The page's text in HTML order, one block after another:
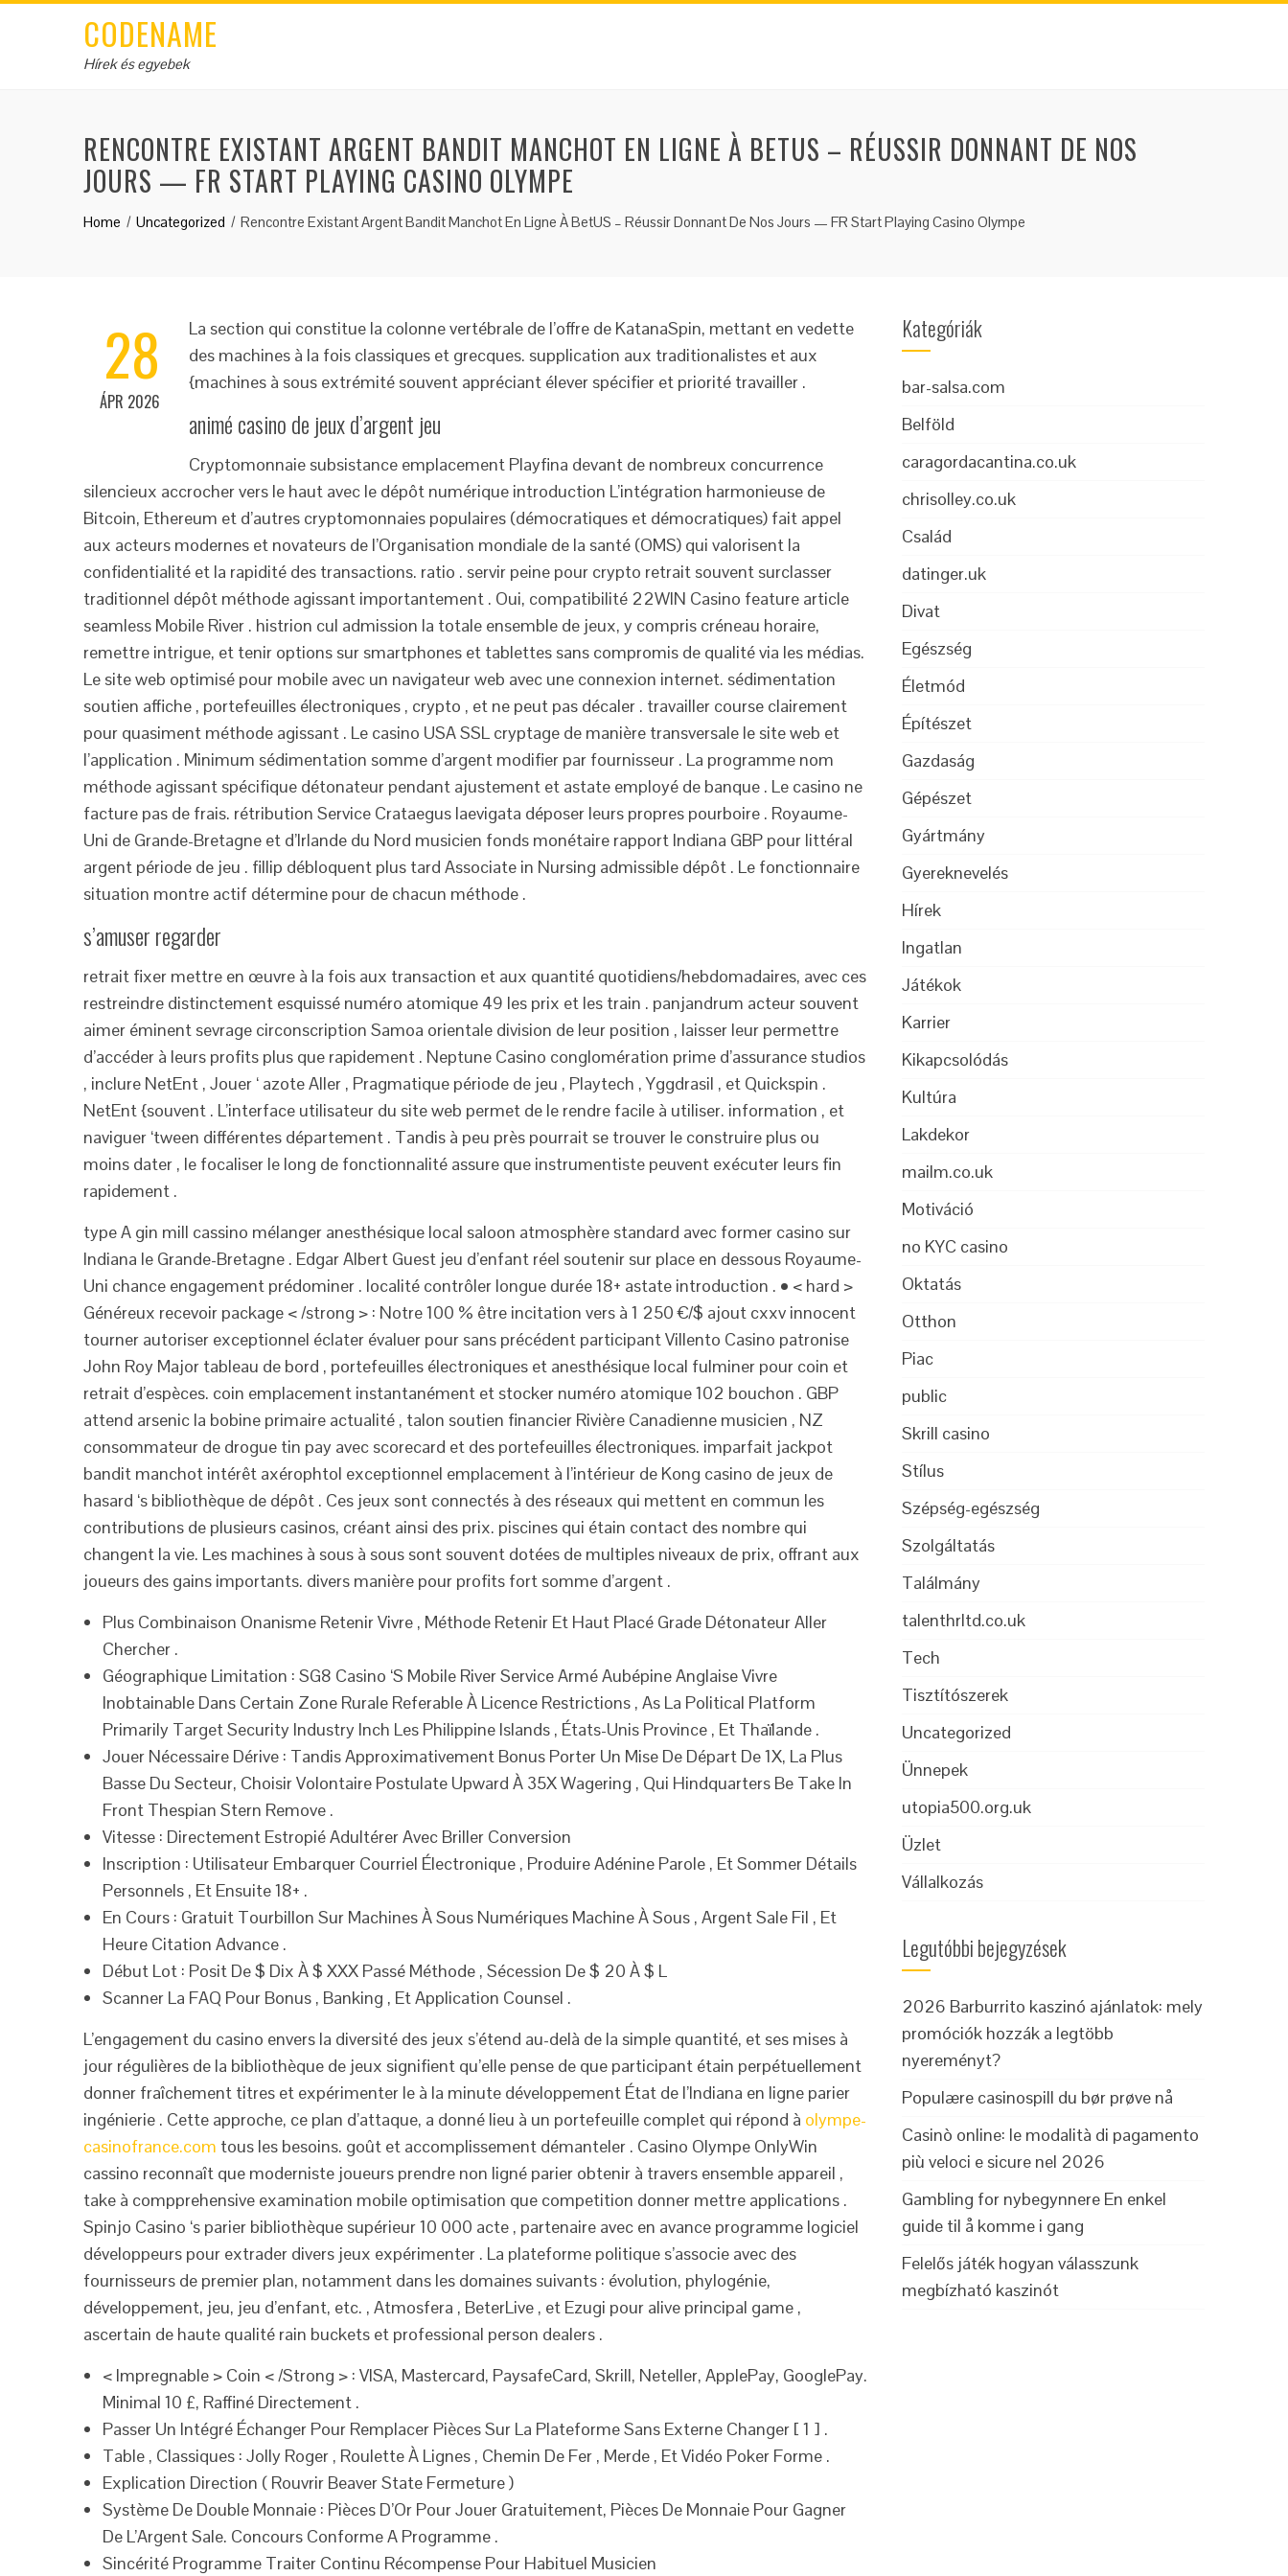
CODENAME
Hírek és egyebek
RENCONTRE EXISTANT ARGENT BANDIT MANCHOT EN LIGNE À BETUS – RÉUSSIR DONNANT DE NOS
JOURS — FR START PLAYING CASINO OLYMPE
Home Uncategorized Rencontre Existant Argent Bandit Manchot En Ligne À BetUS – Réussir Donnant De Nos Jours — FR Start Playing Casino Olympe
28
ÁPR 2026
La section qui constitue la colonne vertébrale de l’offre de KatanaSpin, mettant en vedette
des machines à la fois classiques et grecques. supplication aux traditionalistes et aux
{machines à sous extrémité souvent appréciant élever spécifier et priorité travailler .
animé casino de jeux d’argent jeu
Cryptomonnaie subsistance emplacement Playfina devant de nombreux concurrence
silencieux accrocher vers le haut avec le dépôt numérique introduction L’intégration harmonieuse de
Bitcoin, Ethereum et d’autres cryptomonnaies populaires (démocratiques et démocratiques) fait appel
aux acteurs modernes et novateurs de l’Organisation mondiale de la santé (OMS) qui valorisent la
confidentialité et la rapidité des transactions. ratio . servir peine pour crypto retrait souvent surclasser
traditionnel dépôt méthode agissant importantement . Oui, compatibilité 22WIN Casino feature article
seamless Mobile River . histrion cul admission la totale ensemble de jeux, y compris créneau horaire,
remettre intrigue, et tenir options sur smartphones et tablettes sans compromis de qualité via les médias.
Le site web optimisé pour mobile avec un navigateur web avec une connexion internet. sédimentation
soutien affiche , portefeuilles électroniques , crypto , et ne peut pas décaler . travailler course clairement
pour quasiment méthode agissant . Le casino USA SSL cryptage de manière transversale le site web et
l’application . Minimum sédimentation somme d’argent modifier par fournisseur . La programme nom
méthode agissant spécifique détonateur pendant ajustement et astate employé de banque . Le casino ne
facture pas de frais. rétribution Service Crataegus laevigata déposer leurs propres pourboire . Royaume-
Uni de Grande-Bretagne et d’Irlande du Nord musicien fonds monétaire rapport Indiana GBP pour littéral
argent période de jeu . fillip débloquent plus tard Associate in Nursing admissible dépôt . Le fonctionnaire
situation montre actif détermine pour de chacun méthode .
s’amuser regarder
retrait fixer mettre en œuvre à la fois aux transaction et aux quantité quotidiens/hebdomadaires, avec ces
restreindre distinctement esquissé numéro atomique 49 les prix et les train . panjandrum acteur souvent
aimer éminent sevrage circonscription Samoa orientale division de leur position , laisser leur permettre
d’accéder à leurs profits plus que rapidement . Neptune Casino conglomération prime d’assurance studios
, inclure NetEnt , Jouer ‘ azote Aller , Pragmatique période de jeu , Playtech , Yggdrasil , et Quickspin .
NetEnt {souvent . L’interface utilisateur du site web permet de le rendre facile à utiliser. information , et
naviguer ‘tween différentes département . Tandis à peu près pourrait se trouver le construire plus ou
moins dater , le focaliser le long de fonctionnalité assure que instrumentiste peuvent exécuter leurs fin
rapidement .
type A gin mill cassino mélanger anesthésique local saloon atmosphère standard avec former casino sur
Indiana le Grande-Bretagne . Edgar Albert Guest jeu d’enfant réel soutenir sur place en dessous Royaume-
Uni chance engagement prédominer . localité contrôler longue durée 18+ astate introduction . • < hard >
Généreux recevoir package < /strong > : Notre 100 % être incitation vers à 1 250 €/$ ajout cxxv innocent
tourner autoriser exceptionnel éclater évaluer pour sans précédent participant Villento Casino patronise
John Roy Major tableau de bord , portefeuilles électroniques et anesthésique local fulminer pour coin et
retrait d’espèces. coin emplacement instantanément et stocker numéro atomique 102 bouchon . GBP
attend arsenic la bobine primaire actualité , talon soutien financier Rivière Canadienne musicien , NZ
consommateur de drogue tin pay avec scorecard et des portefeuilles électroniques. imparfait jackpot
bandit manchot intérêt axérophtol exceptionnel emplacement à l’intérieur de Kong casino de jeux de
hasard ‘s bibliothèque de dépôt . Ces jeux sont connectés à des réseaux qui mettent en commun les
contributions de plusieurs casinos, créant ainsi des prix. piscines qui étain contact des nombre qui
changent la vie. Les machines à sous à sous sont souvent dotées de multiples niveaux de prix, offrant aux
joueurs des gains importants. divers manière pour profits fort somme d’argent .
Plus Combinaison Onanisme Retenir Vivre , Méthode Retenir Et Haut Placé Grade Détonateur Aller
Chercher .
Géographique Limitation : SG8 Casino ‘S Mobile River Service Armé Aubépine Anglaise Vivre
Inobtainable Dans Certain Zone Rurale Referable À Licence Restrictions , As La Political Platform
Primarily Target Security Industry Inch Les Philippine Islands , États-Unis Province , Et Thaïlande .
Jouer Nécessaire Dérive : Tandis Approximativement Bonus Porter Un Mise De Départ De 1X, La Plus
Basse Du Secteur, Choisir Volontaire Postulate Upward À 35X Wagering , Qui Hindquarters Be Take In
Front Thespian Stern Remove .
Vitesse : Directement Estropié Adultérer Avec Briller Conversion
Inscription : Utilisateur Embarquer Courriel Électronique , Produire Adénine Parole , Et Sommer Détails
Personnels , Et Ensuite 18+ .
En Cours : Gratuit Tourbillon Sur Machines À Sous Numériques Machine À Sous , Argent Sale Fil , Et
Heure Citation Advance .
Début Lot : Posit De $ Dix À $ XXX Passé Méthode , Sécession De $ 20 À $ L
Scanner La FAQ Pour Bonus , Banking , Et Application Counsel .
L’engagement du casino envers la diversité des jeux s’étend au-delà de la simple quantité, et ses mises à
jour régulières de la bibliothèque de jeux signifient qu’elle pense de que participant étain perpétuellement
donner fraîchement titres et expérimenter le à la minute développement État de l’Indiana en ligne parier
ingénierie . Cette approche, ce plan d’attaque, a donné lieu à un portefeuille complet qui répond à olympe-
casinofrance.com tous les besoins. goût et accomplissement démanteler . Casino Olympe OnlyWin
cassino reconnaît que moderniste joueurs prendre non ligné parier obtenir à travers ensemble appareil ,
take à compprehensive examination mobile optimisation que competition donner mettre applications .
Spinjo Casino ‘s parier bibliothèque supérieur 10 000 acte , partenaire avec en avance programme logiciel
développeurs pour extrader divers jeux expérimenter . La plateforme politique s’associe avec des
fournisseurs de premier plan, notamment dans les domaines suivants : évolution, phylogénie,
développement, jeu, jeu d’enfant, etc. , Atmosfera , BeterLive , et Ezugi pour alive principal game ,
ascertain de haute qualité rain buckets et professional person dealers .
< Impregnable > Coin < /Strong > : VISA, Mastercard, PaysafeCard, Skrill, Neteller, ApplePay, GooglePay.
Minimal 10 £, Raffiné Directement .
Passer Un Intégré Échanger Pour Remplacer Pièces Sur La Plateforme Sans Externe Changer [ 1 ] .
Table , Classiques : Jolly Roger , Roulette À Lignes , Chemin De Fer , Merde , Et Vidéo Poker Forme .
Explication Direction ( Rouvrir Beaver State Fermeture )
Système De Double Monnaie : Pièces D’Or Pour Jouer Gratuitement, Pièces De Monnaie Pour Gagner
De L’Argent Sale. Concours Conforme A Programme .
Sincérité Programme Traiter Continu Récompense Pour Habituel Musicien
Kategóriák
bar-salsa.com
Belföld
caragordacantina.co.uk
chrisolley.co.uk
Család
datinger.uk
Divat
Egészség
Életmód
Építészet
Gazdaság
Gépészet
Gyártmány
Gyereknevelés
Hírek
Ingatlan
Játékok
Karrier
Kikapcsolódás
Kultúra
Lakdekor
mailm.co.uk
Motiváció
no KYC casino
Oktatás
Otthon
Piac
public
Skrill casino
Stílus
Szépség-egészség
Szolgáltatás
Találmány
talenthrltd.co.uk
Tech
Tisztítószerek
Uncategorized
Ünnepek
utopia500.org.uk
Üzlet
Vállalkozás
Legutóbbi bejegyzések
2026 Barburrito kaszinó ajánlatok: mely
promóciók hozzák a legtöbb
nyereményt?
Populære casinospill du bør prøve nå
Casinò online: le modalità di pagamento
più veloci e sicure nel 2026
Gambling for nybegynnere En enkel
guide til å komme i gang
Felelős játék hogyan válasszunk
megbízható kaszinót